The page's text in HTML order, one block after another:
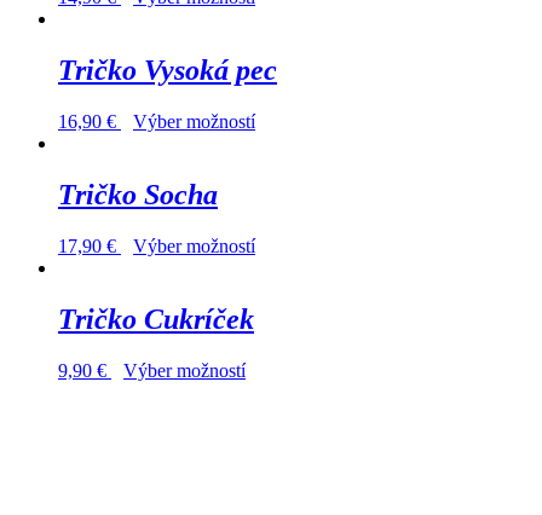
Tričko Vysoká pec
16,90 € Výber možností
Tričko Socha
17,90 € Výber možností
Tričko Cukríček
9,90 € Výber možností